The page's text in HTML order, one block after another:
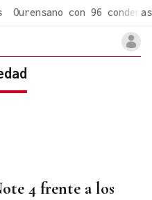
Ourensano con 96 condenas
4 frente a los